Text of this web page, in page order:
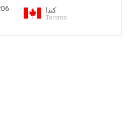
كندا
Toronto